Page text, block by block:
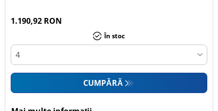
1.190,92 RON
În stoc
CUMPĂRĂ